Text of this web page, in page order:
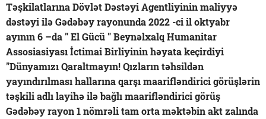
Təşkilatlarına Dövlət Dəstəyi Agentliyinin maliyyə
dəstəyi ilə Gədəbəy rayonunda 2022 -ci il oktyabr
ayının 6 –da " El Gücü " Beynəlxalq Humanitar
Assosiasiyası İctimai Birliyinin həyata keçirdiyi
"Dünyamızı Qaraltmayın! Qızların təhsildən
yayındırılması hallarına qarşı maarifləndirici görüşlərin
təşkili adlı layihə ilə bağlı maarifləndirici görüş
Gədəbəy rayon 1 nömrəli tam orta məktəbin akt zalında